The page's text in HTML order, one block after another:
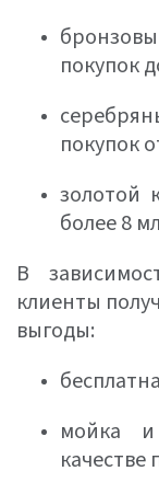
покупок
покупок
золотой
более 8
В
клиенты
выгоды:
мойка и